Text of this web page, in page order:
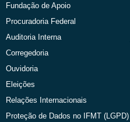
Fundação de Apoio
Procuradoria Federal
Auditoria Interna
Corregedoria
Ouvidoria
Eleições
Relações Internacionais
Proteção de Dados no IFMT (LGPD)